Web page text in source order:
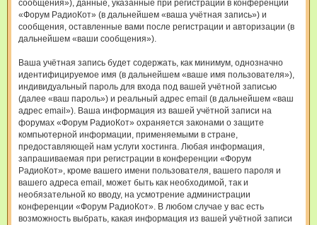
сообщения»), данные, указанные при регистрации в конференции
«Форум РадиоКот» (в дальнейшем «ваша учётная запись») и
сообщения, оставленные вами после регистрации и авторизации (в
дальнейшем «ваши сообщения»).
Ваша учётная запись будет содержать, как минимум, однозначно
идентифицируемое имя (в дальнейшем «ваше имя пользователя»),
индивидуальный пароль для входа под вашей учётной записью
(далее «ваш пароль») и реальный адрес email (в дальнейшем «ваш
адрес email»). Ваша информация из вашей учётной записи на
форумах «Форум РадиоКот» охраняется законами о защите
компьютерной информации, применяемыми в стране,
предоставляющей нам услуги хостинга. Любая информация,
запрашиваемая при регистрации в конференции «Форум
РадиоКот», кроме вашего имени пользователя, вашего пароля и
вашего адреса email, может быть как необходимой, так и
необязательной ко вводу, на усмотрение администрации
конференции «Форум РадиоКот». В любом случае у вас есть
возможность выбрать, какая информация из вашей учётной записи